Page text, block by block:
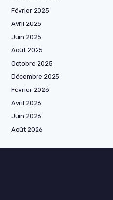
Février 2025
Avril 2025
Juin 2025
Août 2025
Octobre 2025
Décembre 2025
Février 2026
Avril 2026
Juin 2026
Août 2026